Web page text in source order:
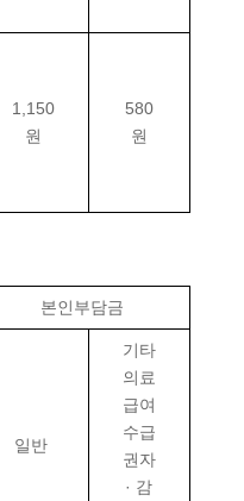
1,150
원
580
원
본인부담금
일반
기타
의료
급여
수급
권자
· 감